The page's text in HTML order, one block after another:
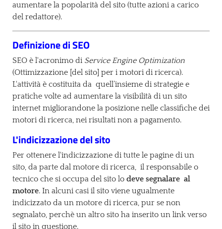
aumentare la popolarità del sito (tutte azioni a carico
del redattore).
Definizione di SEO
SEO è l'acronimo di Service Engine Optimization
(Ottimizzazione [del sito] per i motori di ricerca).
L'attività è costituita da quell’insieme di strategie e
pratiche volte ad aumentare la visibilità di un sito
internet migliorandone la posizione nelle classifiche dei
motori di ricerca, nei risultati non a pagamento.
L'indicizzazione del sito
Per ottenere l'indicizzazione di tutte le pagine di un
sito, da parte dal motore di ricerca, il responsabile o
tecnico che si occupa del sito lodeve segnalare al
motore. In alcuni casi il sito viene ugualmente
indicizzato da un motore di ricerca, pur se non
segnalato, perchè un altro sito ha inserito un link verso
il sito in questione.